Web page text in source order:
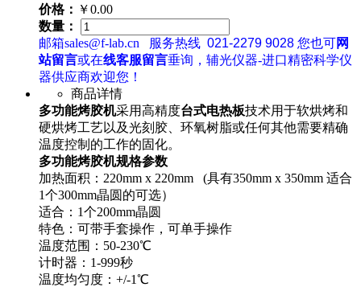
价格： ￥0.00
数量：
邮箱sales@f-lab.cn
服务热线 021-2279 9028 您也可网
站留言或在线客服留言垂询，辅光仪器-进口精密科学仪
器供应商欢迎您！
商品详情
多功能烤胶机采用高精度台式电热板技术用于软烘烤和
硬烘烤工艺以及光刻胶、环氧树脂或任何其他需要精确
温度控制的工作的固化。
多功能烤胶机规格参数
加热面积：220mm x 220mm (具有350mm x 350mm 适合
1个300mm晶圆的可选）
适合：1个200mm晶圆
特色：可带手套操作，可单手操作
温度范围：50-230℃
计时器：1-999秒
温度均匀度：+/-1℃